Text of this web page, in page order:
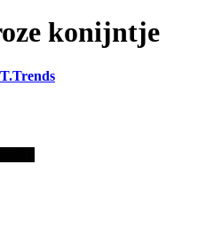
konijntje